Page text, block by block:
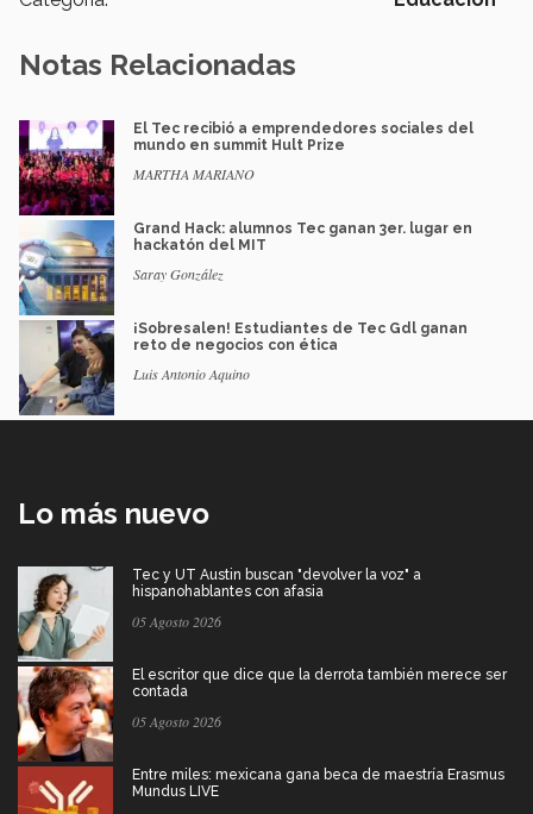
Notas Relacionadas
El Tec recibió a emprendedores sociales del
mundo en summit Hult Prize
MARTHA MARIANO
Grand Hack: alumnos Tec ganan 3er. lugar en
hackatón del MIT
Saray González
¡Sobresalen! Estudiantes de Tec Gdl ganan
reto de negocios con ética
Luis Antonio Aquino
Lo más nuevo
Tec y UT Austin buscan "devolver la voz" a
hispanohablantes con afasia
05 Agosto 2026
El escritor que dice que la derrota también merece ser
contada
05 Agosto 2026
Entre miles: mexicana gana beca de maestría Erasmus
Mundus LIVE